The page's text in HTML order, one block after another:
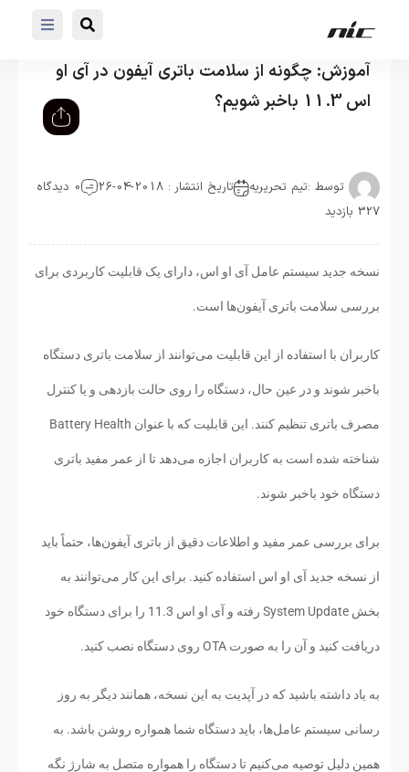
آموزش: چگونه از سلامت باتری آیفون در آی او
اس 11.3 باخبر شویم؟
توسط :تیم تحریریه تاریخ انتشار : 2018-04-26
0 دیدگاه
327 بازدید
نسخه جدید سیستم عامل آی او اس، دارای یک قابلیت کاربردی برای
بررسی سلامت باتری آیفون‌ها است.
کاربران با استفاده از این قابلیت می‌توانند از سلامت باتری دستگاه
باخبر شوند و در عین حال، دستگاه را روی حالت بازدهی و یا کنترل
مصرف باتری تنظیم کنند. این قابلیت که با عنوان Battery Health
شناخته شده است به کاربران اجازه می‌دهد تا از عمر مفید باتری
دستگاه خود باخبر شوند.
برای بررسی عمر مفید و اطلاعات دقیق از باتری آیفون‌ها، حتماً باید
از نسخه جدید آی او اس استفاده کنید. برای این کار می‌توانند به
بخش System Update رفته و آی او اس 11.3 را برای دستگاه خود
دریافت کنید و آن را به صورت OTA روی دستگاه نصب کنید.
به یاد داشته باشید که در آپدیت به این نسخه، همانند دیگر به روز
رسانی سیستم عامل‌ها، باید دستگاه شما همواره روشن باشد. به
همین دلیل توصیه می‌کنیم تا دستگاه را همواره متصل به شارژ نگه